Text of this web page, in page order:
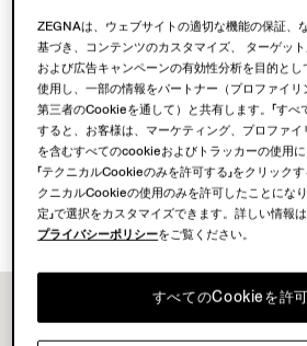
ブティックで試
ご予約はこちら
Su Misuraを発見
ZEGNAは、ウェブサイトの適切な機能の保証、
基づき、コンテンツのカスタマイズ、 ターゲッ
および広告キャンペーンの有効性分析を目的と
使用し、一部の情報をパートナー（プロファイ
第三者のCookieを通して）と共有します。「すべ
すると、お客様は、マーケティング、プロファ
を含むすべてのcookieおよびトラッカーの使用に
「テクニカルCookieのみを許可する」をクリック
クニカルCookieの使用のみを許可したことにな
定」で選択をカスタマイズできます。詳しい情報
プライバシーポリシーをご覧ください。
すべてのCookieを許